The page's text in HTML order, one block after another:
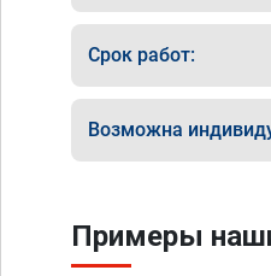
Срок работ:
Возможна
Примеры